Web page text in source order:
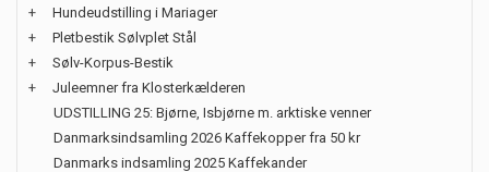
+
Hundeudstilling i Mariager
+
Pletbestik Sølvplet Stål
+
Sølv-Korpus-Bestik
+
Juleemner fra Klosterkælderen
UDSTILLING 25: Bjørne, Isbjørne m. arktiske venner
Danmarksindsamling 2026 Kaffekopper fra 50 kr
Danmarks indsamling 2025 Kaffekander